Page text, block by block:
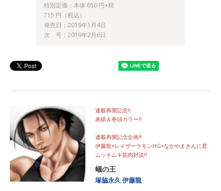
特別定価：本体 650 円+税
715 円（税込）
発売日：2019年1月4日
次 号：2019年2月6日
連載再開記念!!
表紙＆巻頭カラー!!
連載再開記念企画!!
伊藤龍×レイザーラモンHG×なかやまきんに君
ムッキムキ筋肉対談!!
蟻の王
塚脇永久伊藤龍